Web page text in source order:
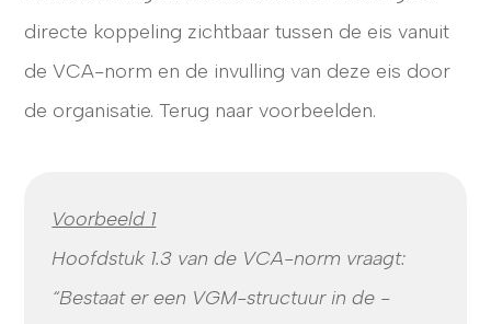
directe koppeling zichtbaar tussen de eis vanuit
de VCA-norm en de invulling van deze eis door
de organisatie. Terug naar voorbeelden.
Voorbeeld 1
Hoofdstuk 1.3 van de VCA-norm vraagt:
“Bestaat er een VGM-structuur in de -